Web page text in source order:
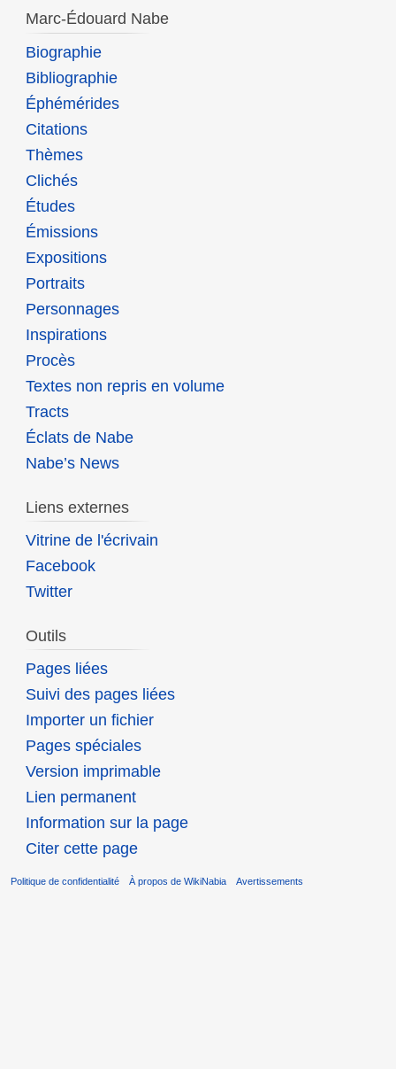
Marc-Édouard Nabe
Biographie
Bibliographie
Éphémérides
Citations
Thèmes
Clichés
Études
Émissions
Expositions
Portraits
Personnages
Inspirations
Procès
Textes non repris en volume
Tracts
Éclats de Nabe
Nabe’s News
Liens externes
Vitrine de l'écrivain
Facebook
Twitter
Outils
Pages liées
Suivi des pages liées
Importer un fichier
Pages spéciales
Version imprimable
Lien permanent
Information sur la page
Citer cette page
Politique de confidentialité À propos de WikiNabia Avertissements